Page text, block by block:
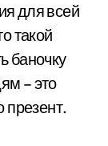
для всей
такой
баночку
– это
презент.